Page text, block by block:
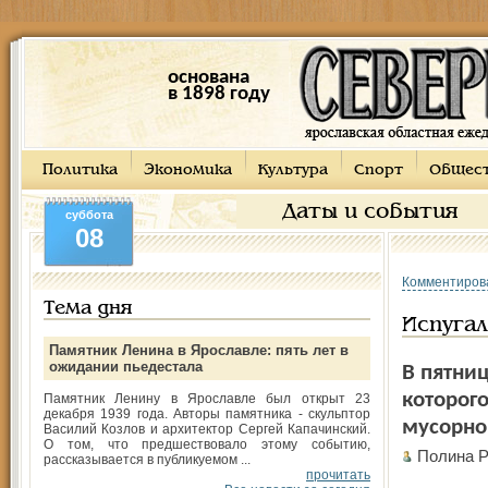
основана
в 1898 году
Политика Экономика Культура Спорт
Даты и события
суббота
08
Тема дня
Памятник Ленина в Ярославле: пять лет в
ожидании пьедестала
Памятник Ленину в Ярославле был открыт 23
декабря 1939 года. Авторы памятника - скульптор
Василий Козлов и архитектор Сергей Капачинский.
О том, что предшествовало этому событию,
рассказывается в публикуемом ...
прочитать
В
Полина